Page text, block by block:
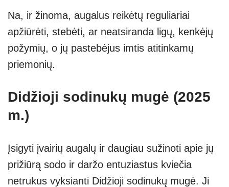
Na, ir žinoma, augalus reikėtų reguliariai
apžiūrėti, stebėti, ar neatsiranda ligų, kenkėjų
požymių, o jų pastebėjus imtis atitinkamų
priemonių.
Didžioji sodinukų mugė (2025
m.)
Įsigyti įvairių augalų ir daugiau sužinoti apie jų
prižiūrą sodo ir daržo entuziastus kviečia
netrukus vyksianti Didžioji sodinukų mugė. Ji